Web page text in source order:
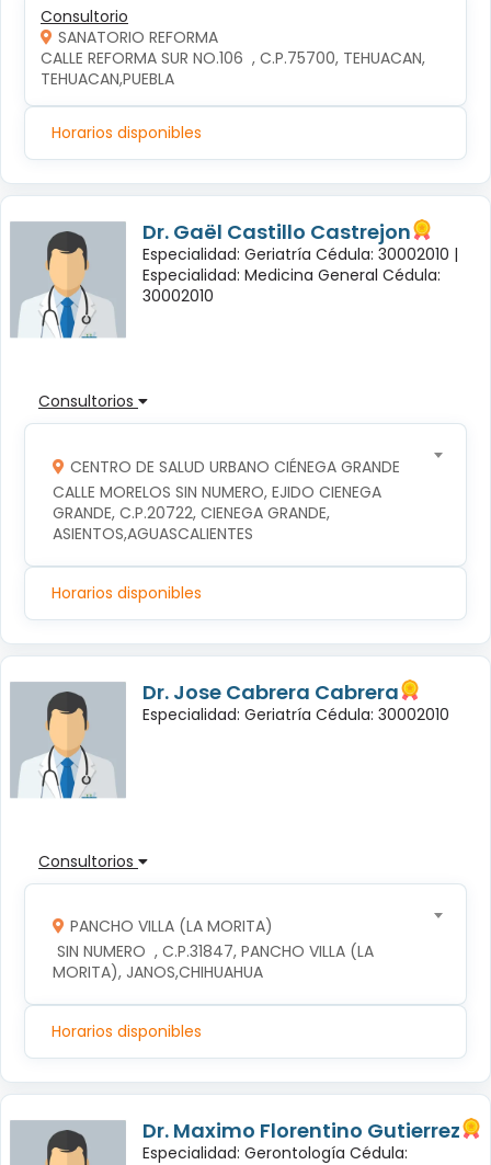
Consultorio
SANATORIO REFORMA
CALLE REFORMA SUR NO.106  , C.P.75700, TEHUACAN,
TEHUACAN,PUEBLA
Horarios disponibles
Dr. Gaël Castillo Castrejon
Especialidad: Geriatría Cédula: 30002010 |
Especialidad: Medicina General Cédula:
30002010
Consultorios
CENTRO DE SALUD URBANO CIÉNEGA GRANDE
CALLE MORELOS SIN NUMERO, EJIDO CIENEGA
GRANDE, C.P.20722, CIENEGA GRANDE,
ASIENTOS,AGUASCALIENTES
Horarios disponibles
Dr. Jose Cabrera Cabrera
Especialidad: Geriatría Cédula: 30002010
Consultorios
PANCHO VILLA (LA MORITA)
MORITA), JANOS,CHIHUAHUA
Horarios disponibles
Dr. Maximo Florentino Gutierrez
Especialidad: Gerontología Cédula: